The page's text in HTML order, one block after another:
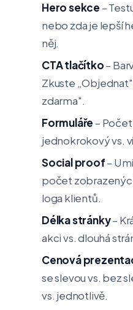
Hero sekce –
nebo zda je lepší
něj.
CTA tlačítko–
Zkuste „Objednat"
zdarma".
Formuláře –
jednokrokový vs.
Social proof–
počet
loga klientů.
Délka stránky–
akci vs. dlouhá
Cenová
se slevou vs. bez
vs. jednotlivě.